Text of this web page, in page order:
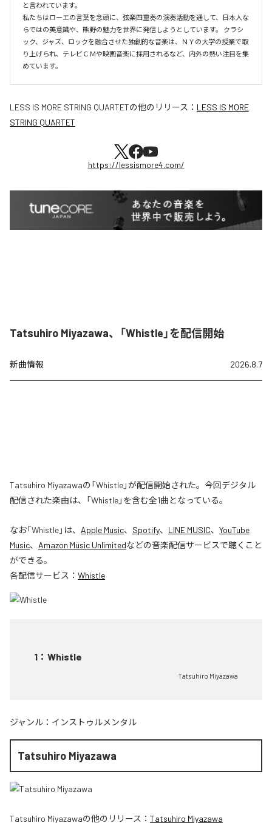
と言われています。
私たちはローエの言葉を念頭に、弦楽四重奏の演奏活動を通して、日本人な
らではの美意識や、熊野の魅力を世界に発信しようとしています。 クラシ
ック、ジャズ、ロックを融合させた独創的な音楽は、ＮＹの大学の授業で取
り上げられ、テレビＣＭや映画音楽に採用されるなど、内外の熱い注目を集
めています。
LESS IS MORE STRING QUARTETの他のリリース： LESS IS MORE
STRING QUARTET
https://lessismore4.com/
Tatsuhiro Miyazawa、「Whistle」を配信開始
新曲情報 2026.8.7
Tatsuhiro Miyazawaの「Whistle」が配信開始された。今回デジタル
配信された楽曲は、「Whistle」を含む全1曲となっている。
なお「Whistle」は、 Apple Music、 Spotify、 LINE MUSIC、 YouTube
Music、 Amazon Music Unlimitedなどの音楽配信サービスで聴くこと
ができる。
各配信サービス： Whistle
1 ： Whistle
Tatsuhiro Miyazawa
ジャンル： インストゥルメンタル
Tatsuhiro Miyazawa
Tatsuhiro Miyazawaの他のリリース： Tatsuhiro Miyazawa